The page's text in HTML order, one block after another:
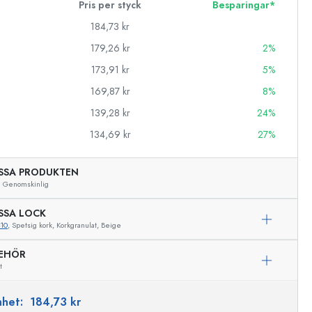
Pris per styck
Besparingar*
184,73 kr
179,26 kr
2%
173,91 kr
5%
169,87 kr
8%
139,28 kr
24%
134,69 kr 27%
PRODUKTEN
Genomskinlig
LOCK
, Spetsig kork, Korkgranulat, Beige
184,73 kr